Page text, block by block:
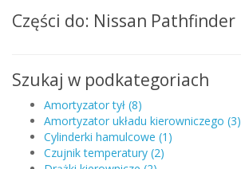
Części do: Nissan Pathfinder
Szukaj w podkategoriach
Amortyzator tył (8)
Amortyzator układu kierowniczego (3)
Cylinderki hamulcowe (1)
Czujnik temperatury (2)